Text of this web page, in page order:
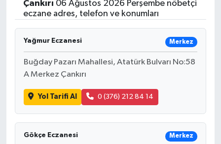
Çankırı 06 Ağustos 2026 Perşembe nöbetçi
eczane adres, telefon ve konumları
Yağmur Eczanesi Merkez
Buğday Pazarı Mahallesi, Atatürk Bulvarı No:58
A Merkez Çankırı
Yol Tarifi Al 0 (376) 212 84 14
Gökçe Eczanesi Merkez
Teknoloji
Yaşam